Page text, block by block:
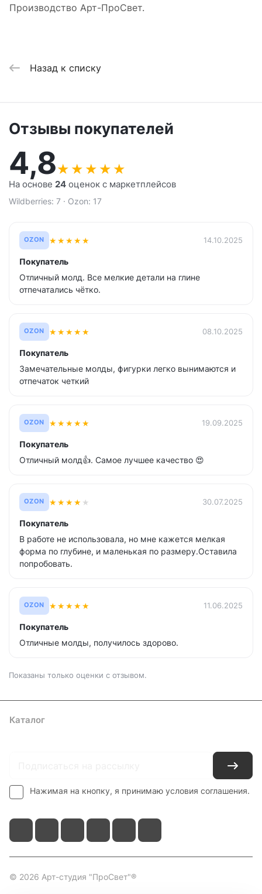
Производство Арт-ПроСвет.
Назад к списку
Отзывы покупателей
4,8★ ★ ★ ★ ★
На основе 24 оценок с маркетплейсов
Wildberries: 7 · Ozon: 17
OZON ★★★★★ 14.10.2025
Покупатель
Отличный молд. Все мелкие детали на глине
отпечатались чётко.
OZON ★★★★★ 08.10.2025
Покупатель
Замечательные молды, фигурки легко вынимаются и
отпечаток четкий
OZON ★★★★★ 19.09.2025
Покупатель
Отличный молд👍. Самое лучшее качество 😍
OZON ★★★★ ★ 30.07.2025
Покупатель
В работе не использовала, но мне кажется мелкая
форма по глубине, и маленькая по размеру.Оставила
попробовать.
OZON ★★★★★ 11.06.2025
Покупатель
Отличные молды, получилось здорово.
Показаны только оценки с отзывом.
Каталог
Нажимая на кнопку, я принимаю условия соглашения.
© 2026 Арт-студия "ПроСвет"®